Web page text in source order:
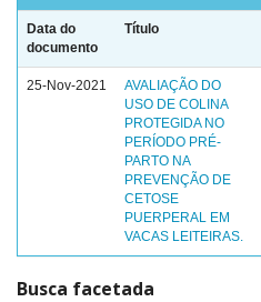
Data do
documento
Título
25-Nov-2021
AVALIAÇÃO DO
USO DE COLINA
PROTEGIDA NO
PERÍODO PRÉ-
PARTO NA
PREVENÇÃO DE
CETOSE
PUERPERAL EM
VACAS LEITEIRAS.
Busca facetada